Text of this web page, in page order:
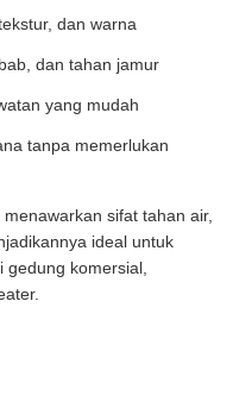
dan warna
dan tahan jamur
yang mudah
tanpa memerlukan
sifat tahan air,
ideal untuk
komersial,